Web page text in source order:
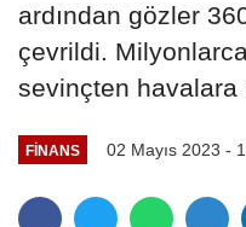
ardından gözler
çevrildi.
sevinçten havalara
FINANS 02 Mayıs 2023 -